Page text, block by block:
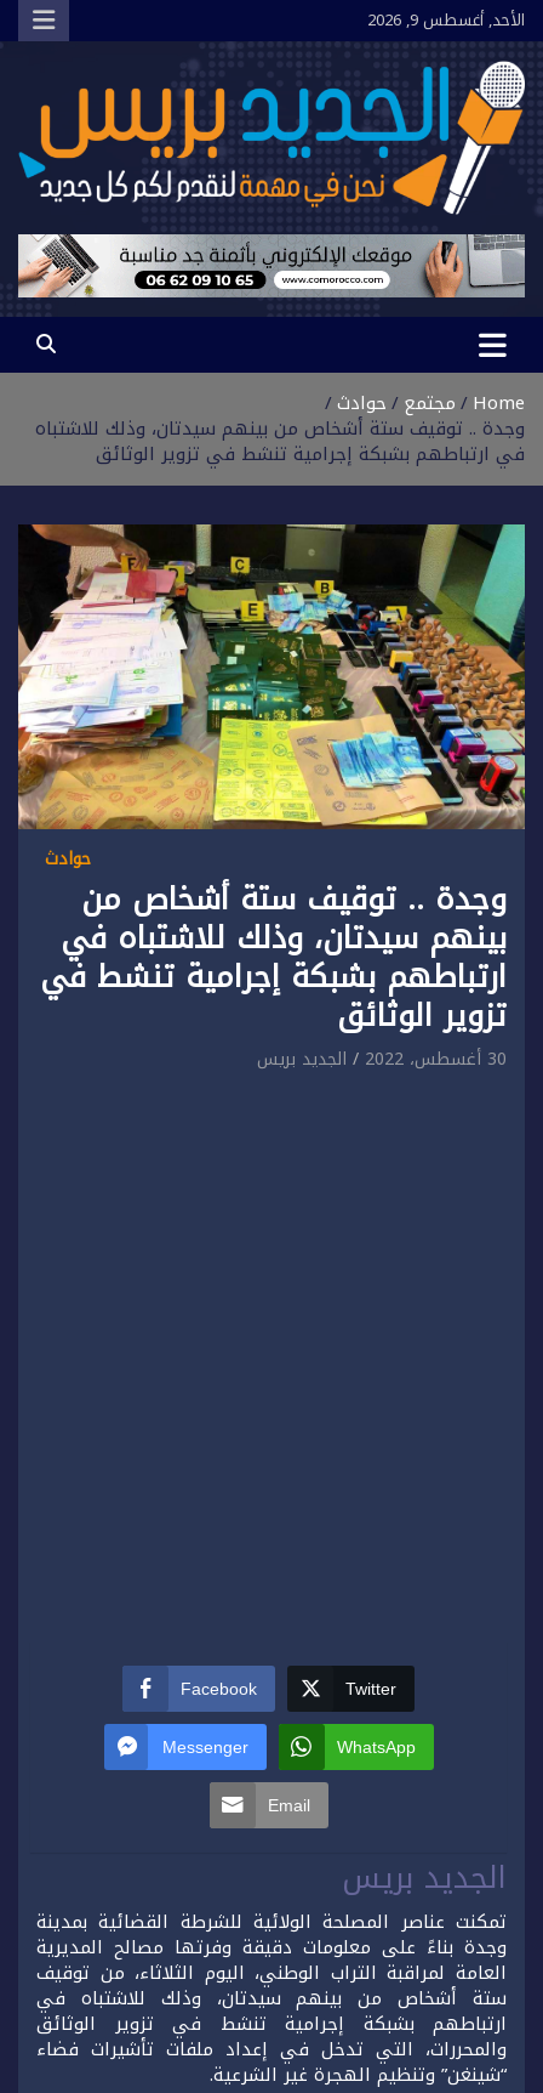
Skip
to
content
الأحد, أغسطس 9, 2026
الجديد بريس
نحن في مهمة لنقدم لكم كل جديد
Home مجتمع حوادث
وجدة .. توقيف ستة أشخاص من بينهم سيدتان، وذلك للاشتباه
في ارتباطهم بشبكة إجرامية تنشط في تزوير الوثائق
حوادث
وجدة .. توقيف ستة أشخاص من
بينهم سيدتان، وذلك للاشتباه في
ارتباطهم بشبكة إجرامية تنشط في
تزوير الوثائق
30 أغسطس، 2022 الجديد بريس
Facebook Twitter
Messenger WhatsApp
Email
الجديد بريس
تمكنت عناصر المصلحة الولائية للشرطة القضائية بمدينة
وجدة بناءً على معلومات دقيقة وفرتها مصالح المديرية
العامة لمراقبة التراب الوطني، اليوم الثلاثاء، من توقيف
ستة أشخاص من بينهم سيدتان، وذلك للاشتباه في
ارتباطهم بشبكة إجرامية تنشط في تزوير الوثائق
والمحررات، التي تدخل في إعداد ملفات تأشيرات فضاء
“شينغن” وتنظيم الهجرة غير الشرعية.